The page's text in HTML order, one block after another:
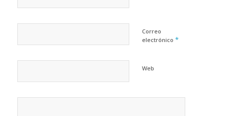
Correo
electrónico *
Web